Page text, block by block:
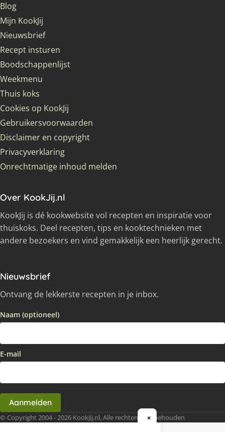
Blog
Mijn KookJij
Nieuwsbrief
Recept insturen
Boodschappenlijst
Weekmenu
Thuis koks
Cookies op KookJij
Gebruikersvoorwaarden
Disclaimer en copyright
Privacyverklaring
Onrechtmatige inhoud melden
Over KookJij.nl
KookJij is dé kookwebsite vol recepten en inspiratie voor
thuiskoks. Deel recepten, tips en kooktechnieken met
andere bezoekers en vind gemakkelijk een heerlijk gerecht.
Nieuwsbrief
Ontvang de lekkerste recepten in je inbox.
Naam (optioneel)
E-mail
Aanmelden
© Copyright 2004 - 2026 KookJij.nl, Alle rechten voorbehouden
×